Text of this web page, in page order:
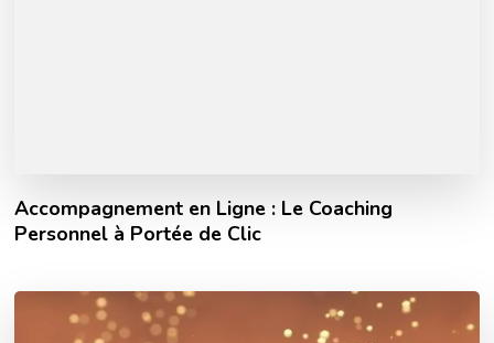
Accompagnement en Ligne : Le Coaching
Personnel à Portée de Clic